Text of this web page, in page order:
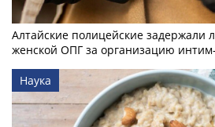
Алтайские полицейские задержали
женской ОПГ за организацию интим-
Наука